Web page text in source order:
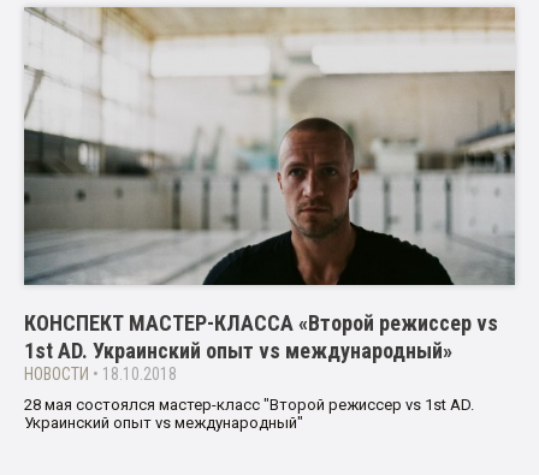
КОНСПЕКТ МАСТЕР-КЛАССА «Второй режиссер vs
1st AD. Украинский опыт vs международный»
НОВОСТИ • 18.10.2018
28 мая состоялся мастер-класс "Второй режиссер vs 1st AD.
Украинский опыт vs международный"